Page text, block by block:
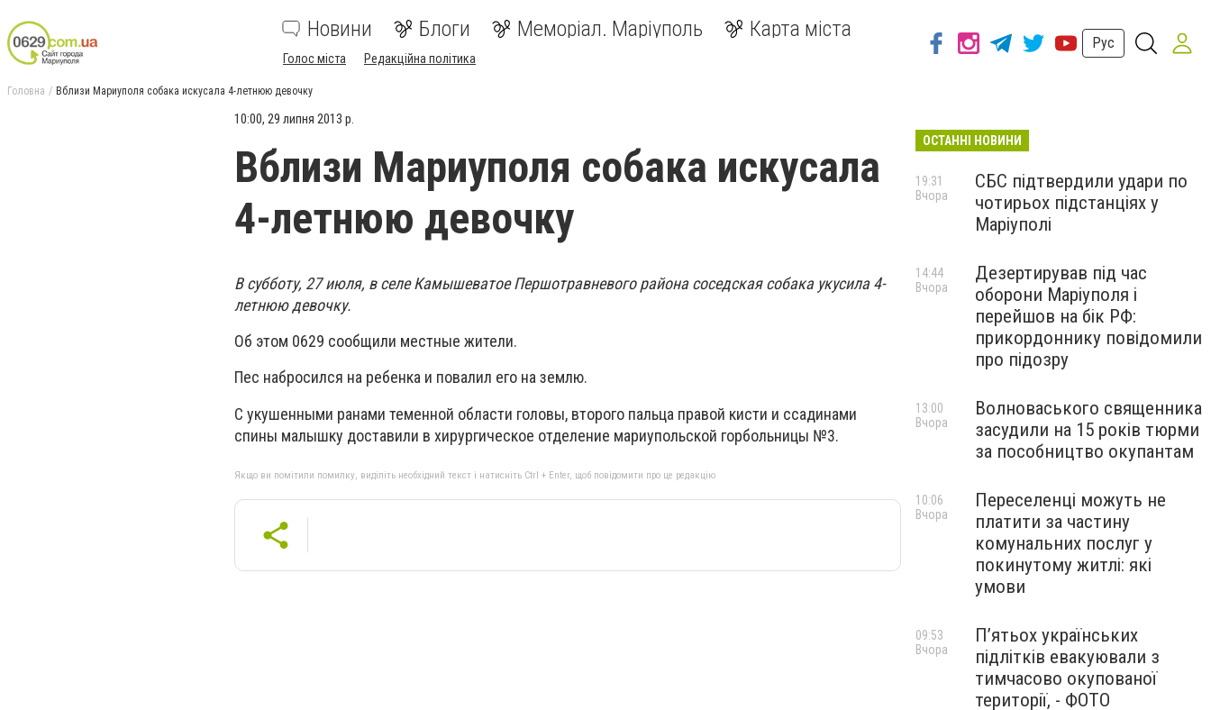
Новини Блоги Меморіал. Маріуполь Карта міста
Голос міста Редакційна політика
Рус
Головна Вблизи Мариуполя собака искусала 4-летнюю девочку
10:00, 29 липня 2013 р.
Вблизи Мариуполя собака искусала
4-летнюю девочку
В субботу, 27 июля, в селе Камышеватое Першотравневого района соседская собака укусила 4-
летнюю девочку.
Об этом 0629 сообщили местные жители.
Пес набросился на ребенка и повалил его на землю.
С укушенными ранами теменной области головы, второго пальца правой кисти и ссадинами
спины малышку доставили в хирургическое отделение мариупольской горбольницы №3.
Якщо ви помітили помилку, виділіть необхідний текст і натисніть Ctrl + Enter, щоб повідомити про це редакцію
ОСТАННІ НОВИНИ
СБС підтвердили удари по
чотирьох підстанціях у
Маріуполі
19:31
Вчора
Дезертирував під час
оборони Маріуполя і
перейшов на бік РФ:
прикордоннику повідомили
про підозру
14:44
Вчора
Волноваського священника
засудили на 15 років тюрми
за пособництво окупантам
13:00
Вчора
Переселенці можуть не
платити за частину
комунальних послуг у
покинутому житлі: які
умови
10:06
Вчора
П’ятьох українських
підлітків евакуювали з
тимчасово окупованої
території, - ФОТО
09:53
Вчора